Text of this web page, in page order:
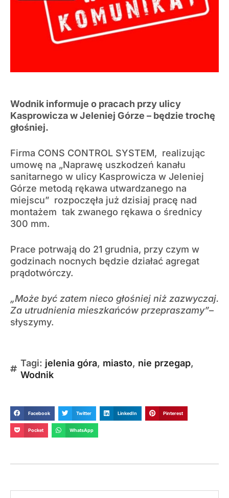
Wodnik informuje o pracach przy ulicy
Kasprowicza w Jeleniej Górze – będzie trochę
głośniej.
Firma CONS CONTROL SYSTEM, realizując
umowę na „Naprawę uszkodzeń kanału
sanitarnego w ulicy Kasprowicza w Jeleniej
Górze metodą rękawa utwardzanego na
miejscu” rozpoczęła już dzisiaj pracę nad
montażem tak zwanego rękawa o średnicy
300 mm.
Prace potrwają do 21 grudnia, przy czym w
godzinach nocnych będzie działać agregat
prądotwórczy.
„Może być zatem nieco głośniej niż zazwyczaj.
Za utrudnienia mieszkańców przepraszamy”–
słyszymy.
Tagi: jelenia góra, miasto, nie przegap,
Wodnik
Facebook Twitter LinkedIn Pinterest
Pocket WhatsApp